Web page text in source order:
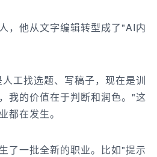
，他从文字编辑转型成了"AI内
工找选题、写稿子，现在是训
我的价值在于判断和润色。"这
都在发生。
了一批全新的职业。比如"提示